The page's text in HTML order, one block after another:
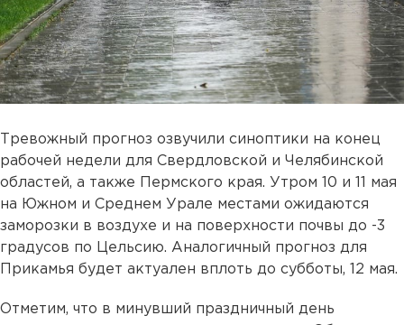
Тревожный прогноз озвучили синоптики на конец
рабочей недели для Свердловской и Челябинской
областей, а также Пермского края. Утром 10 и 11 мая
на Южном и Среднем Урале местами ожидаются
заморозки в воздухе и на поверхности почвы до -3
градусов по Цельсию. Аналогичный прогноз для
Прикамья будет актуален вплоть до субботы, 12 мая.
Отметим, что в минувший праздничный день